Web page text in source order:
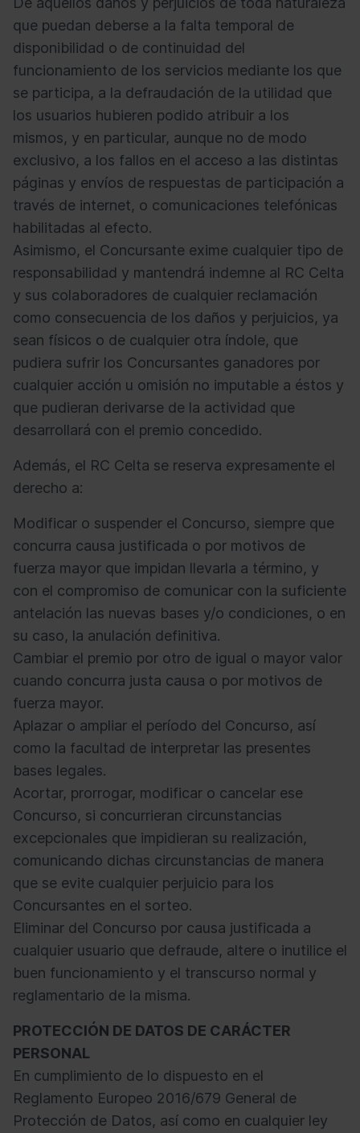
que puedan deberse a la falta temporal de
disponibilidad o de continuidad del
funcionamiento de los servicios mediante los que
se participa, a la defraudación de la utilidad que
los usuarios hubieren podido atribuir a los
mismos, y en particular, aunque no de modo
exclusivo, a los fallos en el acceso a las distintas
páginas y envíos de respuestas de participación a
través de internet, o comunicaciones telefónicas
habilitadas al efecto.
Asimismo, el Concursante exime cualquier tipo de
responsabilidad y mantendrá indemne al RC Celta
y sus colaboradores de cualquier reclamación
como consecuencia de los daños y perjuicios, ya
sean físicos o de cualquier otra índole, que
pudiera sufrir los Concursantes ganadores por
cualquier acción u omisión no imputable a éstos y
que pudieran derivarse de la actividad que
desarrollará con el premio concedido.
Además, el RC Celta se reserva expresamente el
derecho a:
Modificar o suspender el Concurso, siempre que
concurra causa justificada o por motivos de
fuerza mayor que impidan llevarla a término, y
con el compromiso de comunicar con la suficiente
antelación las nuevas bases y/o condiciones, o en
su caso, la anulación definitiva.
Cambiar el premio por otro de igual o mayor valor
cuando concurra justa causa o por motivos de
fuerza mayor.
Aplazar o ampliar el período del Concurso, así
como la facultad de interpretar las presentes
bases legales.
Acortar, prorrogar, modificar o cancelar ese
Concurso, si concurrieran circunstancias
excepcionales que impidieran su realización,
comunicando dichas circunstancias de manera
que se evite cualquier perjuicio para los
Concursantes en el sorteo.
Eliminar del Concurso por causa justificada a
cualquier usuario que defraude, altere o inutilice el
buen funcionamiento y el transcurso normal y
reglamentario de la misma.
PROTECCIÓN DE DATOS DE CARÁCTER
PERSONAL
En cumplimiento de lo dispuesto en el
Reglamento Europeo 2016/679 General de
Protección de Datos, así como en cualquier ley